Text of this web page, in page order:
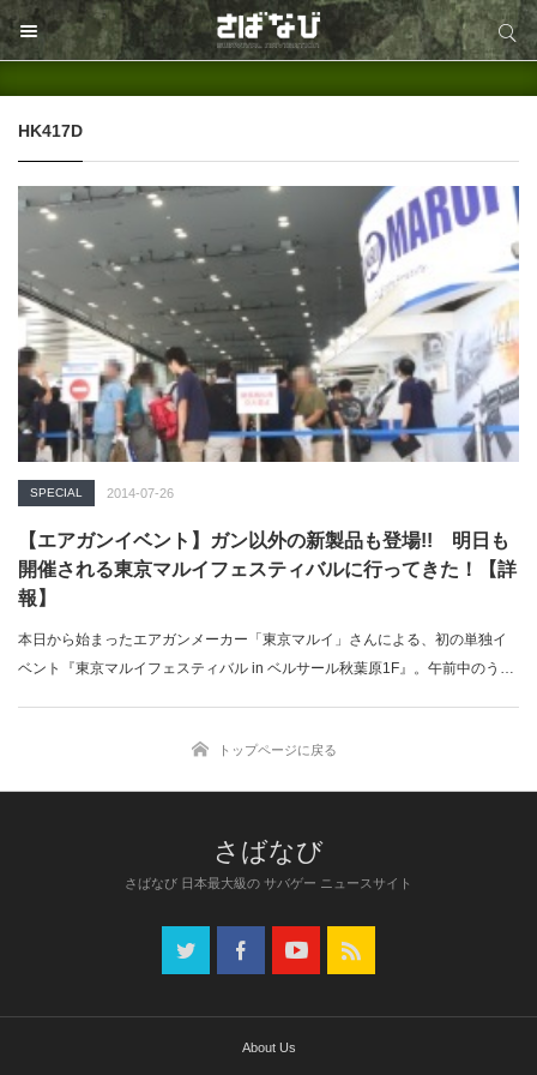
サイト内検索
HK417D
SPECIAL 2014-07-26
【エアガンイベント】ガン以外の新製品も登場!! 明日も
開催される東京マルイフェスティバルに行ってきた！【詳
報】
本日から始まったエアガンメーカー「東京マルイ」さんによる、初の単独イ
ベント『東京マルイフェスティバル in ベルサール秋葉原1F』。午前中のう…
トップページに戻る
さばなび 日本最大級の サバゲー ニュースサイト
About Us
サイト内検索